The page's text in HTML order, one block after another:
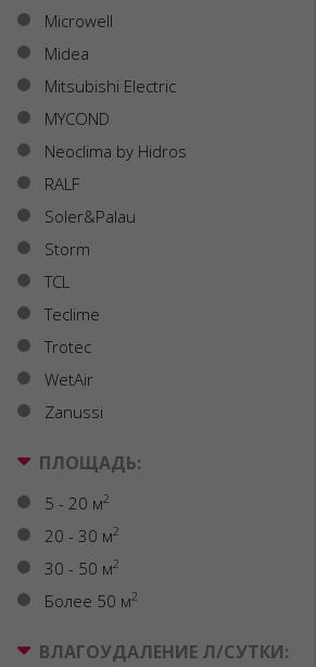
Microwell
Midea
Mitsubishi Electric
MYCOND
Neoclima by Hidros
RALF
Soler&Palau
Storm
TCL
Teclime
Trotec
WetAir
Zanussi
ПЛОЩАДЬ:
5 - 20 м2
20 - 30 м2
30 - 50 м2
Более 50 м2
ВЛАГОУДАЛЕНИЕ Л/СУТКИ: